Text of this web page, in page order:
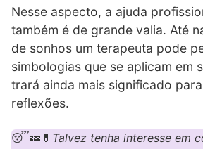
Nesse aspecto, a ajuda
também é de grande valia. Até
de sonhos um terapeuta pode
simbologias que se aplicam em
trará ainda mais significado
reflexões.
😴💤💊 Talvez tenha interesse em